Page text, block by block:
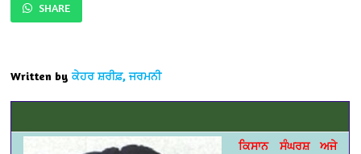
SHARE
Written by ਕੇਹਰ ਸ਼ਰੀਫ਼, ਜਰਮਨੀ
ਕਿਸਾਨ ਸੰਘਰਸ਼ ਅਜੇ